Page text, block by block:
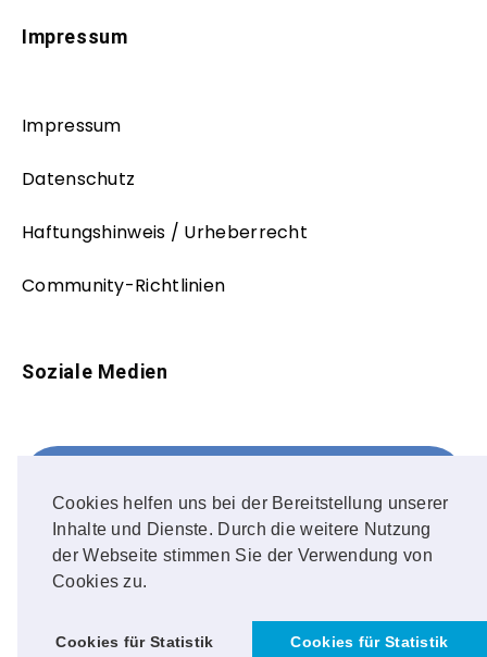
Cookies helfen uns bei der Bereitstellung unserer
Inhalte und Dienste. Durch die weitere Nutzung
der Webseite stimmen Sie der Verwendung von
Cookies zu.
Cookies für Statistik Cookies für Statistik
Impressum
Impressum
Datenschutz
Haftungshinweis / Urheberrecht
Community-Richtlinien
Soziale Medien
FOLLOW ME!
Instagram
OUR PHOTOS!